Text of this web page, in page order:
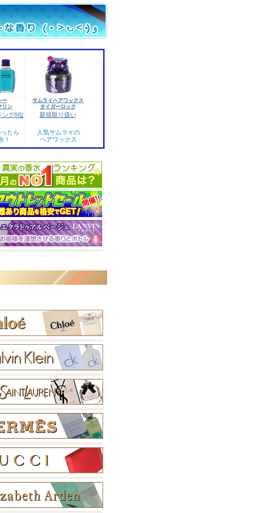
ー
リン
ング6位
たら
！
サムライヘアワックス
タイガーロック
新規取り扱い
人気サムライの
ヘアワックス